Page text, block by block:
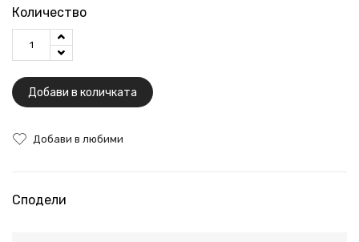
Количество
Добави в количката
Добави в любими
Сподели